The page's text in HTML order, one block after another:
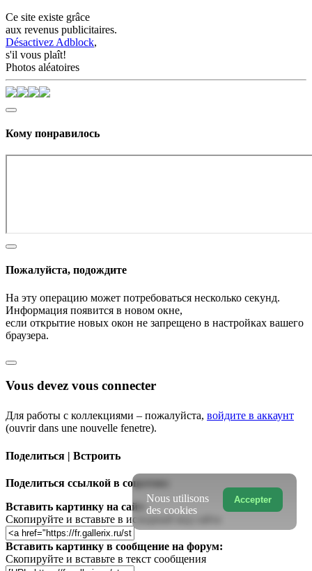
Ce site existe grâce
aux revenus publicitaires.
Désactivez Adblock,
s'il vous plaît!
Photos aléatoires
Кому понравилось
Пожалуйста, подождите
На эту операцию может потребоваться несколько секунд.
Информация появится в новом окне,
если открытие новых окон не запрещено в настройках вашего
браузера.
Vous devez vous connecter
Для работы с коллекциями – пожалуйста, войдите в аккаунт
(ouvrir dans une nouvelle fenetre).
Поделиться | Встроить
Поделиться ссылкой в соцсетях:
Вставить картинку на сайт:
Скопируйте и вставьте в исходный код сайта
Вставить картинку в сообщение на форум:
Скопируйте и вставьте в текст сообщения
Accepter
Nous utilisons
des cookies